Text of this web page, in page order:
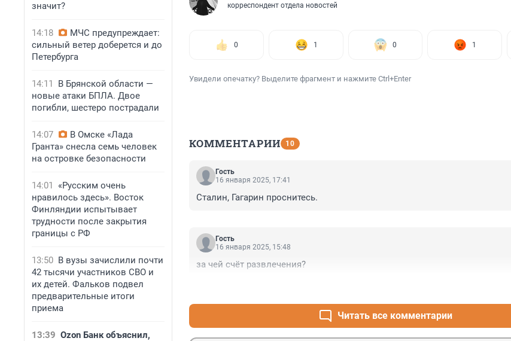
значит?
14:18
МЧС предупреждает:
сильный ветер доберется и до
Петербурга
14:11
В Брянской области —
новые атаки БПЛА. Двое
погибли, шестеро пострадали
14:07
В Омске «Лада
Гранта» снесла семь человек
на островке безопасности
14:01
«Русским очень
нравилось здесь». Восток
Финляндии испытывает
трудности после закрытия
границы с РФ
13:50 В вузы зачислили почти
42 тысячи участников СВО и
их детей. Фальков подвел
предварительные итоги
приема
13:39 Ozon Банк объяснил,
корреспондент отдела новостей
0 1 0 1
Увидели опечатку? Выделите фрагмент и нажмите Ctrl+Enter
КОММЕНТАРИИ 10
Гость
16 января 2025, 17:41
Сталин, Гагарин проснитесь.
Гость
16 января 2025, 15:48
за чей счёт развлечения?
Читать все комментарии